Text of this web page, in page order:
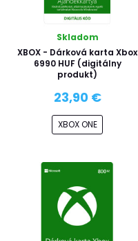
Skladom
XBOX - Dárková karta Xbox
6990 HUF (digitálny
produkt)
23,90 €
XBOX ONE